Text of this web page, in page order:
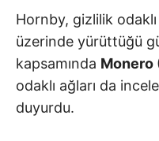
Hornby, gizlilik odaklı
üzerinde yürüttüğü
kapsamında Monero
odaklı ağları da
duyurdu.